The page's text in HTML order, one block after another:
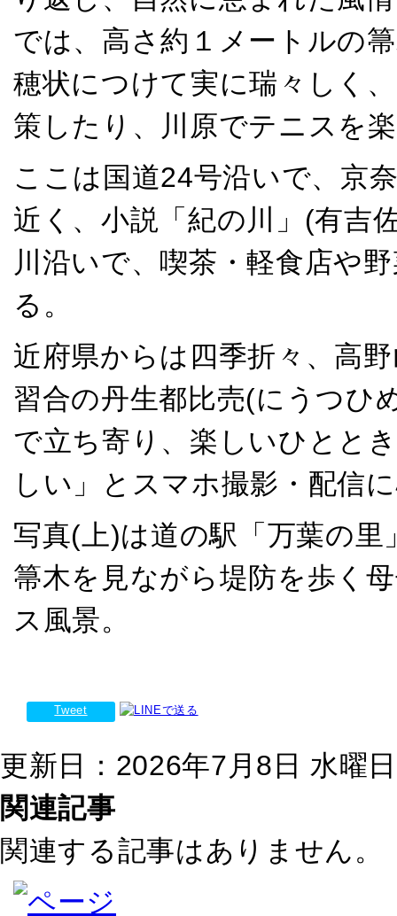
では、高さ約１メートルの
穂状につけて実に瑞々しく
策したり、川原でテニスを
ここは国道24号沿いで、京
近く、小説「紀の川」(有吉
川沿いで、喫茶・軽食店や
る。
近府県からは四季折々、高
習合の丹生都比売(にうつひ
で立ち寄り、楽しいひとと
しい」とスマホ撮影・配信
写真(上)は道の駅「万葉の
箒木を見ながら堤防を歩く
ス風景。
Tweet
更新日：2026年7月8日 水曜
関連記事
関連する記事はありません。